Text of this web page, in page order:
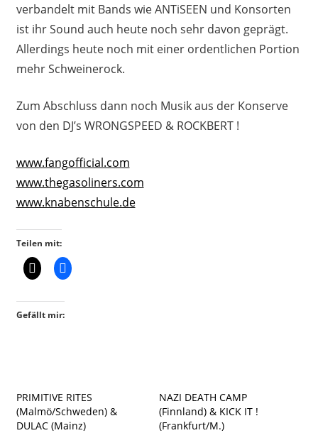
verbandelt mit Bands wie ANTiSEEN und Konsorten
ist ihr Sound auch heute noch sehr davon geprägt.
Allerdings heute noch mit einer ordentlichen Portion
mehr Schweinerock.
Zum Abschluss dann noch Musik aus der Konserve
von den DJ’s WRONGSPEED & ROCKBERT !
www.fangofficial.com
www.thegasoliners.com
www.knabenschule.de
Teilen mit:
Gefällt mir:
PRIMITIVE RITES
(Malmö/Schweden) &
DULAC (Mainz)
NAZI DEATH CAMP
(Finnland) & KICK IT !
(Frankfurt/M.)